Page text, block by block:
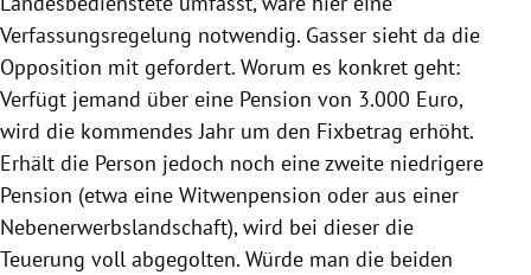
Verfassungsregelung notwendig. Gasser sieht da die
Opposition mit gefordert. Worum es konkret geht:
Verfügt jemand über eine Pension von 3.000 Euro,
wird die kommendes Jahr um den Fixbetrag erhöht.
Erhält die Person jedoch noch eine zweite niedrigere
Pension (etwa eine Witwenpension oder aus einer
Nebenerwerbslandschaft), wird bei dieser die
Teuerung voll abgegolten. Würde man die beiden